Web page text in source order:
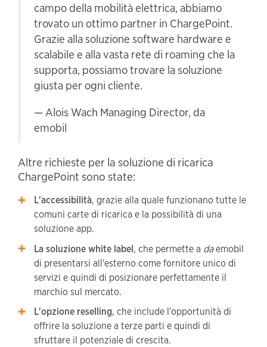
campo della mobilità elettrica, abbiamo
trovato un ottimo partner in ChargePoint.
Grazie alla soluzione software hardware e
scalabile e alla vasta rete di roaming che la
supporta, possiamo trovare la soluzione
giusta per ogni cliente.
— Alois Wach Managing Director, da
emobil
Altre richieste per la soluzione di ricarica
ChargePoint sono state:
L'accessibilità, grazie alla quale funzionano tutte le
comuni carte di ricarica e la possibilità di una
soluzione app.
La soluzione white label, che permette a daemobil
di presentarsi all'esterno come fornitore unico di
servizi e quindi di posizionare perfettamente il
marchio sul mercato.
L'opzione reselling, che include l'opportunità di
offrire la soluzione a terze parti e quindi di
sfruttare il potenziale di crescita.